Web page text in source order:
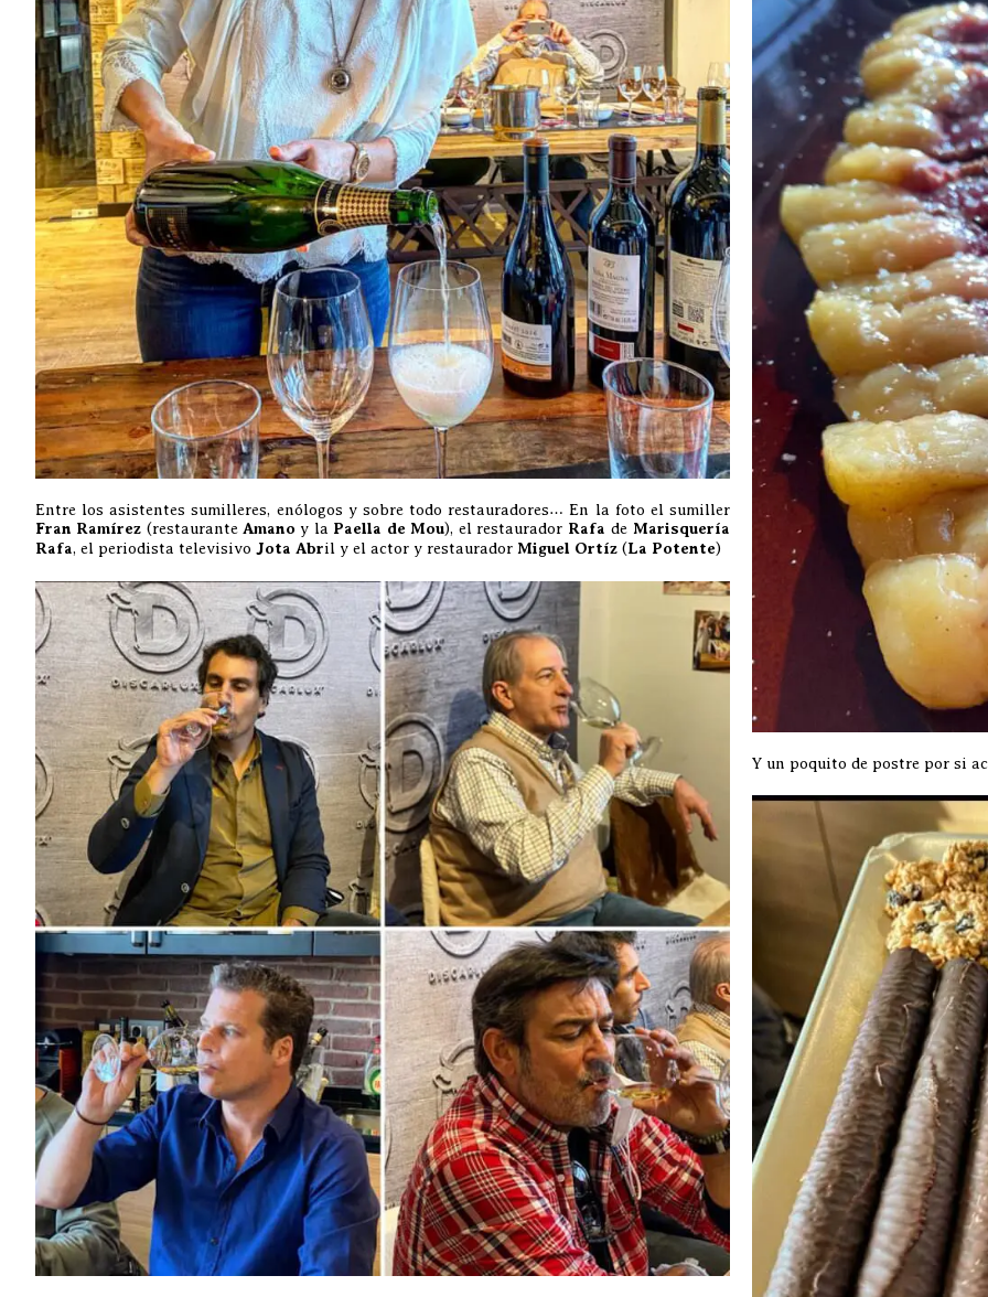
Entre los asistentes sumilleres, enólogos y sobre todo restauradores… En la foto el sumiller
Fran Ramírez (restaurante Amano y la Paella de Mou), el restaurador Rafa de Marisquería
Rafa, el periodista televisivo Jota Abril y el actor y restaurador Miguel Ortíz (La Potente)
Y un poquito de postre por si